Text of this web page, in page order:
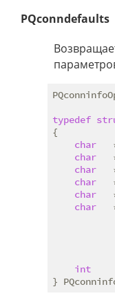
PQconndefaults
typedef
{
char
char
char
char
char
char
int